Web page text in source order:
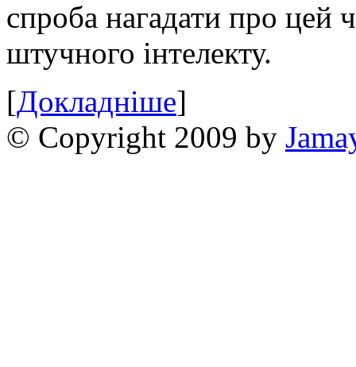
спроба нагадати про цей
штучного інтелекту.
[Докладніше]
© Copyright 2009 by